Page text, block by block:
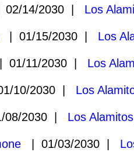
14/2030 | Los
| 01/15/2030 | Los
01/11/2030 | Los
10/2030 | Los
2030 | Los
| 01/03/2030 |